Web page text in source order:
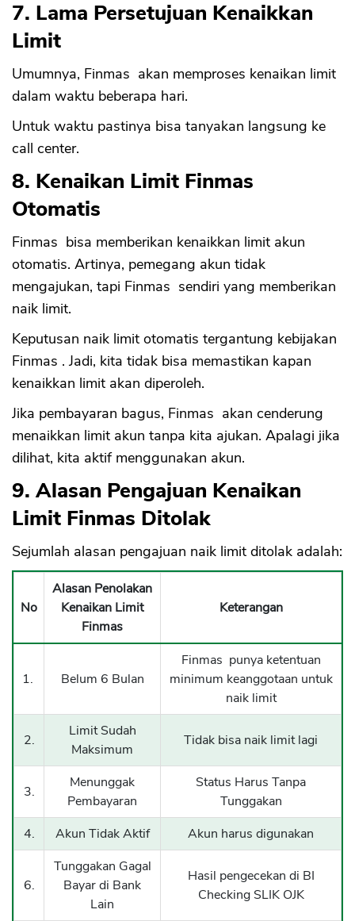
7. Lama Persetujuan Kenaikkan
Limit
Umumnya, Finmas akan memproses kenaikan limit
dalam waktu beberapa hari.
Untuk waktu pastinya bisa tanyakan langsung ke
call center.
8. Kenaikan Limit Finmas
Otomatis
Finmas bisa memberikan kenaikkan limit akun
otomatis. Artinya, pemegang akun tidak
mengajukan, tapi Finmas sendiri yang memberikan
naik limit.
Keputusan naik limit otomatis tergantung kebijakan
Finmas . Jadi, kita tidak bisa memastikan kapan
kenaikkan limit akan diperoleh.
Jika pembayaran bagus, Finmas akan cenderung
menaikkan limit akun tanpa kita ajukan. Apalagi jika
dilihat, kita aktif menggunakan akun.
9. Alasan Pengajuan Kenaikan
Limit Finmas Ditolak
Sejumlah alasan pengajuan naik limit ditolak adalah:
No
Alasan Penolakan
Kenaikan Limit
Finmas
Keterangan
1. Belum 6 Bulan
Finmas punya ketentuan
minimum keanggotaan untuk
naik limit
2.
Limit Sudah
Maksimum
Tidak bisa naik limit lagi
3.
Menunggak
Pembayaran
Status Harus Tanpa
Tunggakan
4.
Akun Tidak Aktif Akun harus digunakan
6.
Tunggakan Gagal
Bayar di Bank
Lain
Hasil pengecekan di BI
Checking SLIK OJK